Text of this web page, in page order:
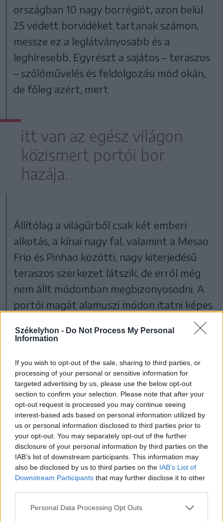
Székelyhon - Do Not Process My Personal
Information
If you wish to opt-out of the sale, sharing to third parties, or
processing of your personal or sensitive information for
targeted advertising by us, please use the below opt-out
section to confirm your selection. Please note that after your
opt-out request is processed you may continue seeing
interest-based ads based on personal information utilized by
us or personal information disclosed to third parties prior to
your opt-out. You may separately opt-out of the further
disclosure of your personal information by third parties on the
IAB’s list of downstream participants. This information may
also be disclosed by us to third parties on the IAB’s List of
Downstream Participants that may further disclose it to other
Personal Data Processing Opt Outs
országban 10 nagy borrégiót, azon belül
25 védett borvidéket tartanak számon,
messze ez a leglátványosabb és a
leghíresebb. Egyrészt a sajátos – teraszos
– szőlőművelés és feldolgozási mód okán,
de főleg azért, mert
itt van az egész világon
közismert portói bor
hazája.
Állítólag a világűrből csak két emberi
alkotás, a kínai nagy fal, valamint a Mesao
Frio és Pinhao közötti, nagy kiterjedésű
teraszos szerkezet látszik, de erről még
nem állt módomban megbizonyosodni. A
portói magát alamuszi módon itatni képes
fenntartással, hogy a hatputtonyos tokaji
Merthogy nem is úgy készül…